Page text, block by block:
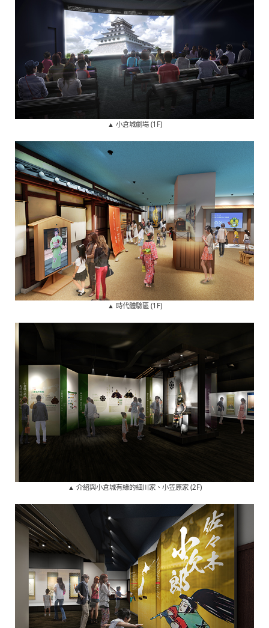
▲ 小倉城劇場 (1F)
▲ 時代體驗區 (1F)
▲ 介紹與小倉城有緣的細川家、小笠原家 (2F)